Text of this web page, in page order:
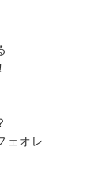
ェオレ